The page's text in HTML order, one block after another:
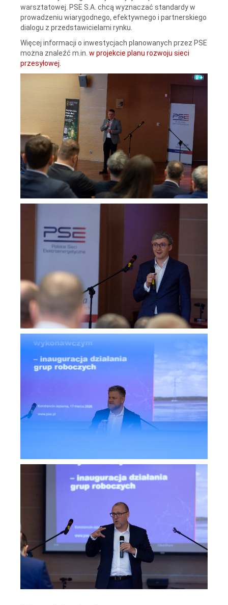
warsztatowej. PSE S.A. chcą wyznaczać standardy w
prowadzeniu wiarygodnego, efektywnego i partnerskiego
dialogu z przedstawicielami rynku.
Więcej informacji o inwestycjach planowanych przez PSE
można znaleźć m.in. w projekcie planu rozwoju sieci
przesyłowej